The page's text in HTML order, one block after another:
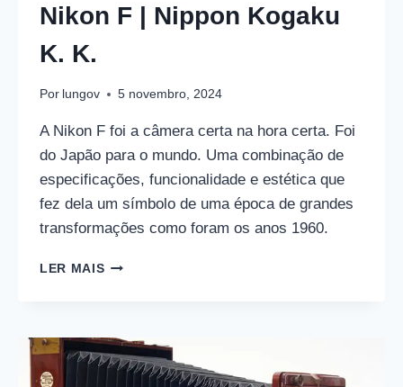
Nikon F | Nippon Kogaku
K. K.
Por lungov 5 novembro, 2024
A Nikon F foi a câmera certa na hora certa. Foi
do Japão para o mundo. Uma combinação de
especificações, funcionalidade e estética que
fez dela um símbolo de uma época de grandes
transformações como foram os anos 1960.
LER MAISNIKON
KOGAKU
K.